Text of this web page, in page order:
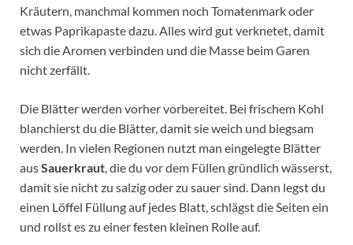
Kräutern, manchmal kommen noch Tomatenmark oder
etwas Paprikapaste dazu. Alles wird gut verknetet, damit
sich die Aromen verbinden und die Masse beim Garen
nicht zerfällt.
Die Blätter werden vorher vorbereitet. Bei frischem Kohl
blanchierst du die Blätter, damit sie weich und biegsam
werden. In vielen Regionen nutzt man eingelegte Blätter
ausSauerkraut, die du vor dem Füllen gründlich wässerst,
damit sie nicht zu salzig oder zu sauer sind. Dann legst du
einen Löffel Füllung auf jedes Blatt, schlägst die Seiten ein
und rollst es zu einer festen kleinen Rolle auf.